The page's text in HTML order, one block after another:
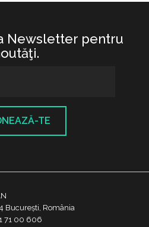
Newsletter pentru
TE
București, România
71 00 606